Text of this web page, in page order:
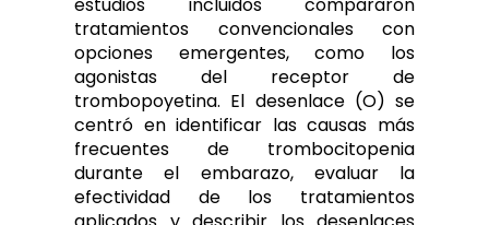
estudios incluidos compararon
tratamientos convencionales con
opciones emergentes, como los
agonistas del receptor de
trombopoyetina. El desenlace (O) se
centró en identificar las causas más
frecuentes de trombocitopenia
durante el embarazo, evaluar la
efectividad de los tratamientos